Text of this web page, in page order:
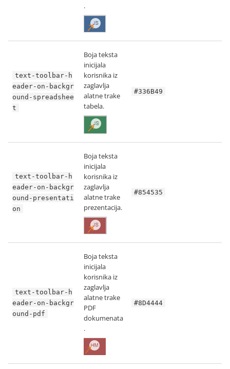
.
text-toolbar-h
eader-on-backgr
ound-spreadshee
t
Boja teksta
inicijala
korisnika iz
zaglavlja
alatne trake
tabela.
#336B49
text-toolbar-h
eader-on-backgr
ound-presentati
on
Boja teksta
inicijala
korisnika iz
zaglavlja
alatne trake
prezentacija.
#854535
text-toolbar-h
eader-on-backgr
ound-pdf
Boja teksta
inicijala
korisnika iz
zaglavlja
alatne trake
PDF
dokumenata
.
#8D4444